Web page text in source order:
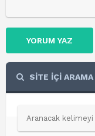
YORUM YAZ
SİTE İÇİ ARAMA